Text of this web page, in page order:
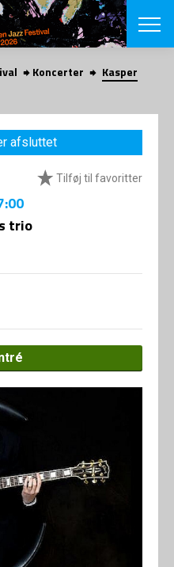
SØG
English
VÆLG
VINTERJAZZ
Temaer
LOCATIONS
Om fonden
SHOP
Koncerter
Kasper
afsluttet
Tilføj til favoritter
trio